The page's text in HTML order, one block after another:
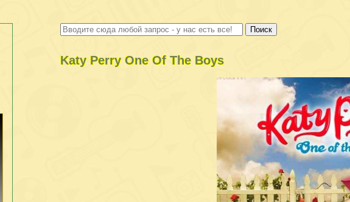
Katy Perry One Of The Boys